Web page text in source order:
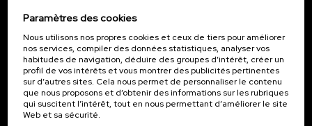
Inscrivez-vous pour être le premier à recevoir les
actualités de l'UIK.
S'abonner
Paramètres des cookies
Nous utilisons nos propres cookies et ceux de tiers pour améliorer
nos services, compiler des données statistiques, analyser vos
habitudes de navigation, déduire des groupes d’intérêt, créer un
profil de vos intérêts et vous montrer des publicités pertinentes
sur d’autres sites. Cela nous permet de personnaliser le contenu
que nous proposons et d’obtenir des informations sur les rubriques
qui suscitent l’intérêt, tout en nous permettant d’améliorer le site
Web et sa sécurité.